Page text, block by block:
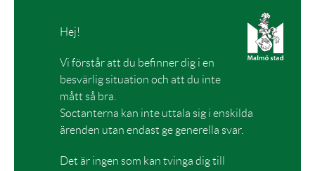
Hej!
Vi förstår att du befinner dig i en
besvärlig situation och att du inte
mått så bra.
Soctanterna kan inte uttala sig i enskilda
ärenden utan endast ge generella svar.
Det är ingen som kan tvinga dig till